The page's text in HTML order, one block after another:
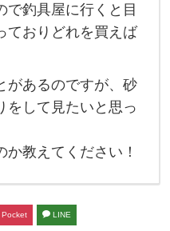
で釣具屋に行くと目
ておりどれを買えば
があるのですが、砂
をして見たいと思っ
教えてください！
Pocket LINE